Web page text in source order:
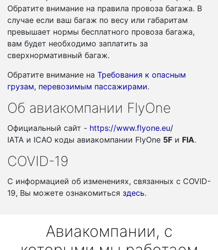
Обратите внимание на правила провоза багажа. В
случае если ваш багаж по весу или габаритам
превышает нормы бесплатного провоза багажа,
вам будет необходимо заплатить за
сверхнормативный багаж.
Обратите внимание на Требования к опасным
грузам, перевозимым пассажирами.
Об авиакомпании FlyOne
Официальный сайт - https://www.flyone.eu/
IATA и ICAO коды авиакомпании FlyOne 5F и FIA.
COVID-19
С информацией об изменениях, связанных c COVID-
19, Вы можете ознакомиться здесь.
Авиакомпании, с